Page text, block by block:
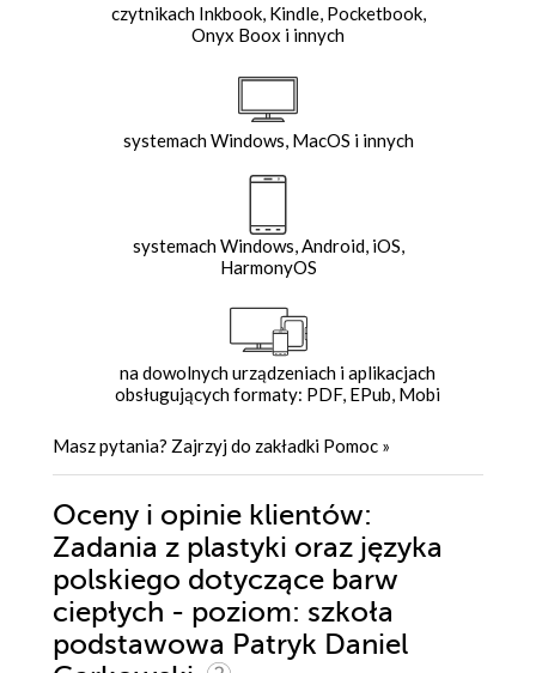
czytnikach Inkbook, Kindle, Pocketbook,
Onyx Boox i innych
systemach Windows, MacOS i innych
systemach Windows, Android, iOS,
HarmonyOS
na dowolnych urządzeniach i aplikacjach
obsługujących formaty: PDF, EPub, Mobi
Masz pytania? Zajrzyj do zakładki Pomoc »
Oceny i opinie klientów:
Zadania z plastyki oraz języka
polskiego dotyczące barw
ciepłych - poziom: szkoła
podstawowa Patryk Daniel